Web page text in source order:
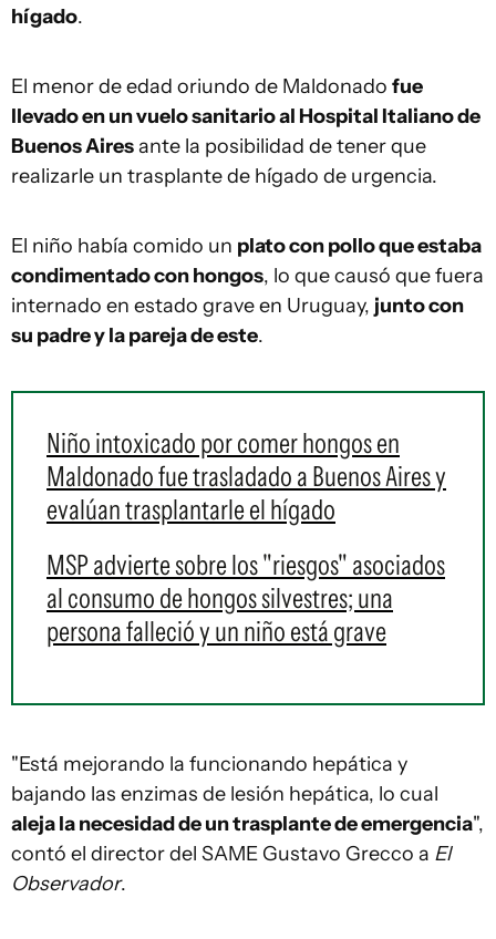
hígado.
El menor de edad oriundo de Maldonado fue
llevado en un vuelo sanitario al Hospital Italiano de
Buenos Airesante la posibilidad de tener que
realizarle un trasplante de hígado de urgencia.
El niño había comido un plato con pollo que estaba
condimentado con hongos, lo que causó que fuera
internado en estado grave en Uruguay, junto con
su padre y la pareja de este.
Niño intoxicado por comer hongos en
Maldonado fue trasladado a Buenos Aires y
evalúan trasplantarle el hígado
MSP advierte sobre los "riesgos" asociados
al consumo de hongos silvestres; una
persona falleció y un niño está grave
"Está mejorando la funcionando hepática y
bajando las enzimas de lesión hepática, lo cual
aleja la necesidad de un trasplante de emergencia",
contó el director del SAME Gustavo Grecco a El
Observador.